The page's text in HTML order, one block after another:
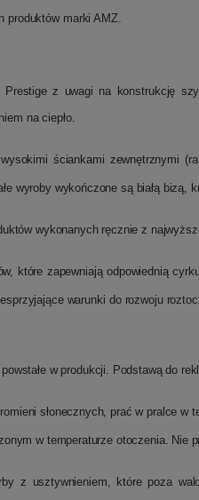
produktów marki AMZ.
z uwagi na konstrukcję
na ciepło.
ściankami zewnętrznymi
wyroby wykończone są białą bizą,
wykonanych ręcznie z
które zapewniają odpowiednią
warunki do rozwoju
w produkcji. Podstawą do
słonecznych, prać w pralce
w temperaturze otoczenia.
z usztywnieniem, które poza